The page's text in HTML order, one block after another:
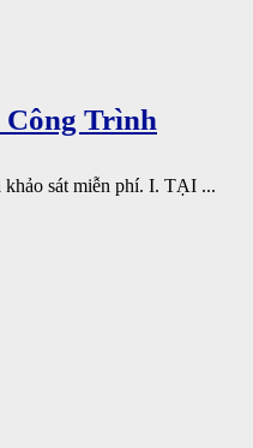
Công Trình
sát miễn phí. I. TẠI ...